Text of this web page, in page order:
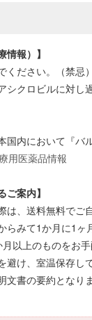
情報）】
ださい。（禁忌）
シクロビルに対し
国内において『バ
用医薬品情報
ご案内】
は、送料無料で
らみて1か月に1ヶ
月以上のものをお
避け、室温保存し
文書の要約となり